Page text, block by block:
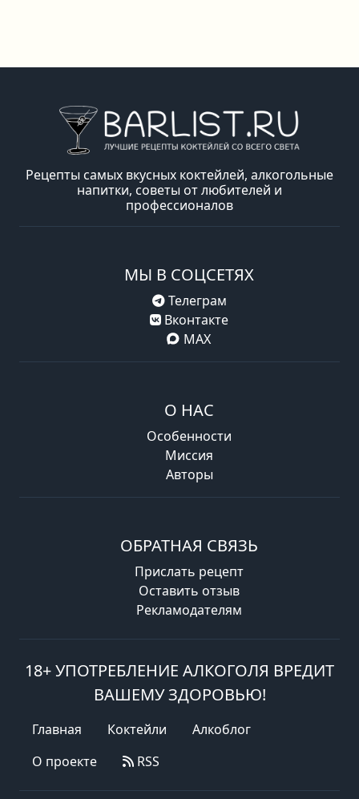
Рецепты самых вкусных коктейлей, алкогольные
напитки, советы от любителей и
профессионалов
МЫ В СОЦСЕТЯХ
Телеграм
Вконтакте
MAX
О НАС
Особенности
Миссия
Авторы
ОБРАТНАЯ СВЯЗЬ
Прислать рецепт
Оставить отзыв
Рекламодателям
18+ УПОТРЕБЛЕНИЕ АЛКОГОЛЯ ВРЕДИТ
ВАШЕМУ ЗДОРОВЬЮ!
Главная Коктейли
Алкоблог
О проекте
RSS